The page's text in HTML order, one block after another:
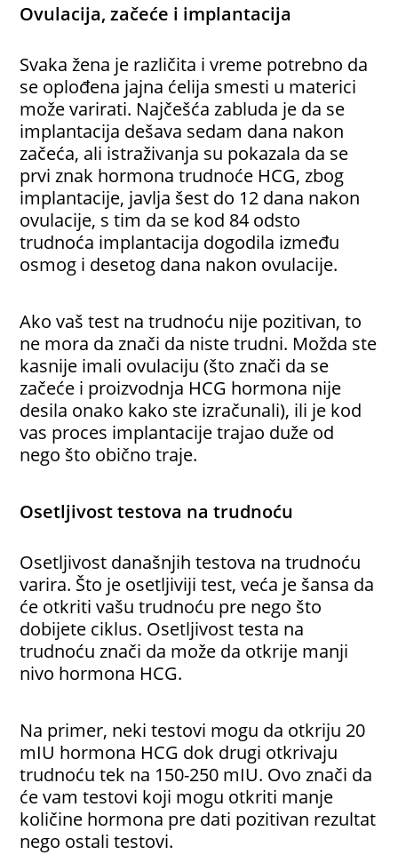
Ovulacija, začeće i implantacija
Svaka žena je različita i vreme potrebno da
se oplođena jajna ćelija smesti u materici
može varirati. Najčešća zabluda je da se
implantacija dešava sedam dana nakon
začeća, ali istraživanja su pokazala da se
prvi znak hormona trudnoće HCG, zbog
implantacije, javlja šest do 12 dana nakon
ovulacije, s tim da se kod 84 odsto
trudnoća implantacija dogodila između
osmog i desetog dana nakon ovulacije.
Ako vaš test na trudnoću nije pozitivan, to
ne mora da znači da niste trudni. Možda ste
kasnije imali ovulaciju (što znači da se
začeće i proizvodnja HCG hormona nije
desila onako kako ste izračunali), ili je kod
vas proces implantacije trajao duže od
nego što obično traje.
Osetljivost testova na trudnoću
Osetljivost današnjih testova na trudnoću
varira. Što je osetljiviji test, veća je šansa da
će otkriti vašu trudnoću pre nego što
dobijete ciklus. Osetljivost testa na
trudnoću znači da može da otkrije manji
nivo hormona HCG.
Na primer, neki testovi mogu da otkriju 20
mIU hormona HCG dok drugi otkrivaju
trudnoću tek na 150-250 mIU. Ovo znači da
će vam testovi koji mogu otkriti manje
količine hormona pre dati pozitivan rezultat
nego ostali testovi.